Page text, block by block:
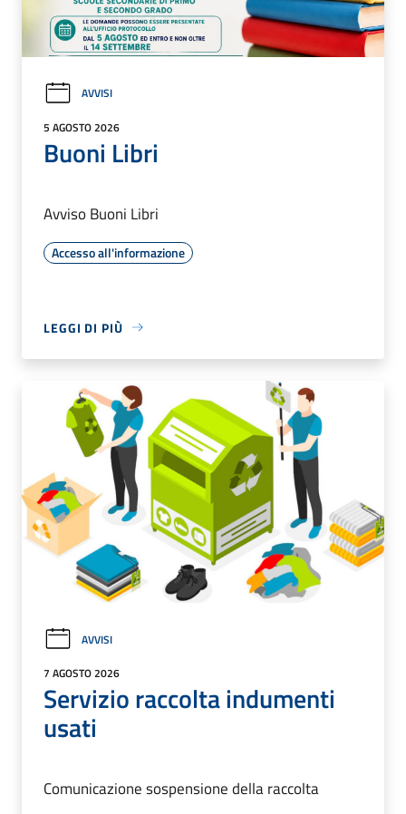
AVVISI
5 AGOSTO 2026
Buoni Libri
Avviso Buoni Libri
Accesso all'informazione
LEGGI DI PIÙ
AVVISI
7 AGOSTO 2026
Servizio raccolta indumenti
usati
Comunicazione sospensione della raccolta